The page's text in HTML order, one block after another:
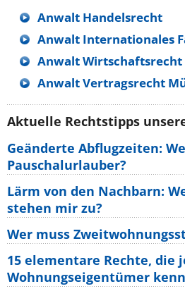
Anwalt Handelsrecht
Anwalt Internationales
Anwalt Wirtschaftsrecht
Anwalt Vertragsrecht
Aktuelle Rechtstipps
Geänderte Abflugzeiten:
Pauschalurlauber?
Lärm von den Nachbarn:
stehen mir zu?
Wer muss
15 elementare Rechte, die
Wohnungseigentümer